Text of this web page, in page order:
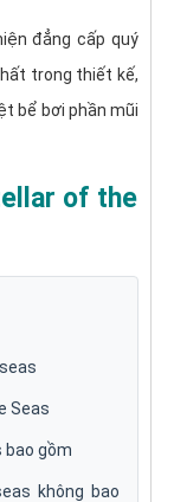
đẳng cấp quý
trong thiết kế,
bể bơi phần mũi
of the
Seas
bao gồm
không bao